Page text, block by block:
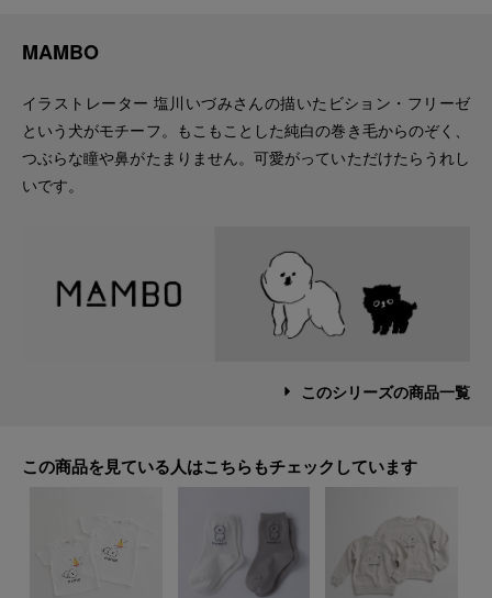
MAMBO
イラストレーター 塩川いづみさんの描いたビション・フリーゼ
という犬がモチーフ。もこもことした純白の巻き毛からのぞく、
つぶらな瞳や鼻がたまりません。可愛がっていただけたらうれし
いです。
このシリーズの商品一覧
この商品を見ている人はこちらもチェックしています